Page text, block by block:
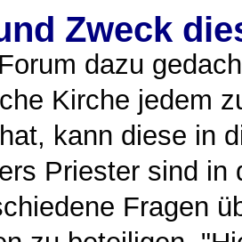
Zweck
dazu
Kirche jedem
kann diese in
Priester sind in
Fragen